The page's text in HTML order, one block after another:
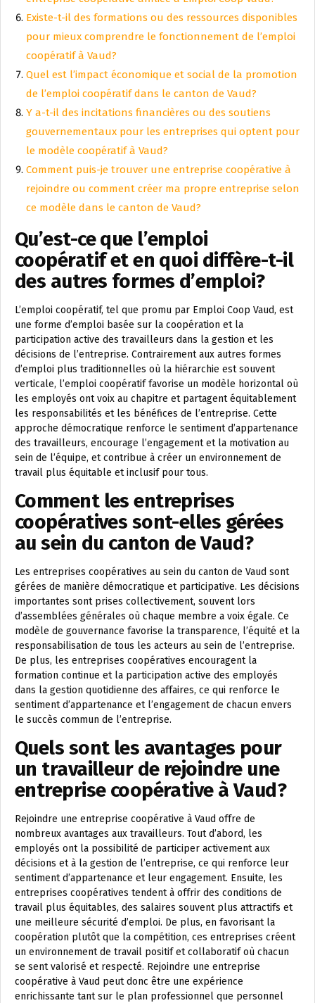
Existe-t-il des formations ou des ressources disponibles
pour mieux comprendre le fonctionnement de l’emploi
coopératif à Vaud?
Quel est l’impact économique et social de la promotion
de l’emploi coopératif dans le canton de Vaud?
Y a-t-il des incitations financières ou des soutiens
gouvernementaux pour les entreprises qui optent pour
le modèle coopératif à Vaud?
Comment puis-je trouver une entreprise coopérative à
rejoindre ou comment créer ma propre entreprise selon
ce modèle dans le canton de Vaud?
Qu’est-ce que l’emploi
coopératif et en quoi diffère-t-il
des autres formes d’emploi?
L’emploi coopératif, tel que promu par Emploi Coop Vaud, est
une forme d’emploi basée sur la coopération et la
participation active des travailleurs dans la gestion et les
décisions de l’entreprise. Contrairement aux autres formes
d’emploi plus traditionnelles où la hiérarchie est souvent
verticale, l’emploi coopératif favorise un modèle horizontal où
les employés ont voix au chapitre et partagent équitablement
les responsabilités et les bénéfices de l’entreprise. Cette
approche démocratique renforce le sentiment d’appartenance
des travailleurs, encourage l’engagement et la motivation au
sein de l’équipe, et contribue à créer un environnement de
travail plus équitable et inclusif pour tous.
Comment les entreprises
coopératives sont-elles gérées
au sein du canton de Vaud?
Les entreprises coopératives au sein du canton de Vaud sont
gérées de manière démocratique et participative. Les décisions
importantes sont prises collectivement, souvent lors
d’assemblées générales où chaque membre a voix égale. Ce
modèle de gouvernance favorise la transparence, l’équité et la
responsabilisation de tous les acteurs au sein de l’entreprise.
De plus, les entreprises coopératives encouragent la
formation continue et la participation active des employés
dans la gestion quotidienne des affaires, ce qui renforce le
sentiment d’appartenance et l’engagement de chacun envers
le succès commun de l’entreprise.
Quels sont les avantages pour
un travailleur de rejoindre une
entreprise coopérative à Vaud?
Rejoindre une entreprise coopérative à Vaud offre de
nombreux avantages aux travailleurs. Tout d’abord, les
employés ont la possibilité de participer activement aux
décisions et à la gestion de l’entreprise, ce qui renforce leur
sentiment d’appartenance et leur engagement. Ensuite, les
entreprises coopératives tendent à offrir des conditions de
travail plus équitables, des salaires souvent plus attractifs et
une meilleure sécurité d’emploi. De plus, en favorisant la
coopération plutôt que la compétition, ces entreprises créent
un environnement de travail positif et collaboratif où chacun
se sent valorisé et respecté. Rejoindre une entreprise
coopérative à Vaud peut donc être une expérience
enrichissante tant sur le plan professionnel que personnel